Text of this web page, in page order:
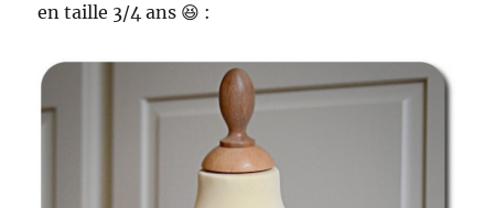
en taille 3/4 ans 😆 :